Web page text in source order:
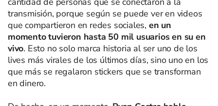
transmisión, porque según se puede ver en videos
que compartieron en redes sociales, en un
momento tuvieron hasta 50 mil usuarios en su en
vivo. Esto no solo marca historia al ser uno de los
lives más virales de los últimos días, sino uno en los
que más se regalaron stickers que se transforman
en dinero.